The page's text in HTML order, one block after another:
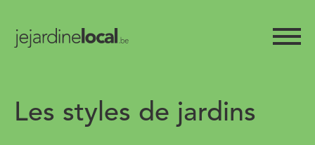
Les styles de jardins